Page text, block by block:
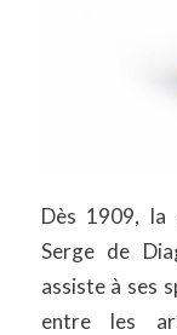
Dès 1909, la
Serge de
assiste à ses
entre les